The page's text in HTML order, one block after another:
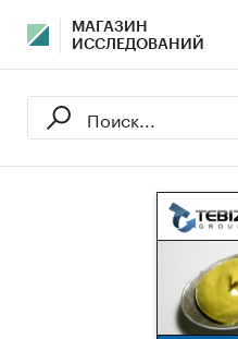
МАГАЗИН
ИССЛЕДОВАНИЙ